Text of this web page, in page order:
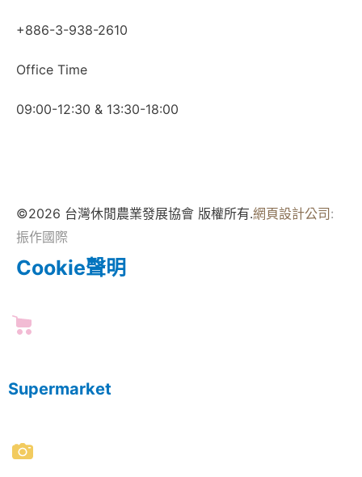
+886-3-938-2610
Office Time
09:00-12:30 & 13:30-18:00
©2026 台灣休閒農業發展協會 版權所有.網頁設計公司 :
振作國際
Cookie聲明
Supermarket